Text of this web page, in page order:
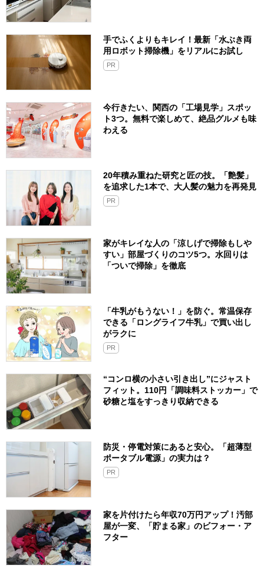
手でふくよりもキレイ！最新「水ぶき両
用ロボット掃除機」をリアルにお試し
PR
今行きたい、関西の「工場見学」スポッ
ト3つ。無料で楽しめて、絶品グルメも味
わえる
20年積み重ねた研究と匠の技。「艶髪」
を追求した1本で、大人髪の魅力を再発見
PR
家がキレイな人の「涼しげで掃除もしや
すい」部屋づくりのコツ5つ。水回りは
「ついで掃除」を徹底
「牛乳がもうない！」を防ぐ。常温保存
できる「ロングライフ牛乳」で買い出し
がラクに
PR
“コンロ横の小さい引き出し”にジャスト
フィット。110円「調味料ストッカー」で
砂糖と塩をすっきり収納できる
防災・停電対策にあると安心。「超薄型
ポータブル電源」の実力は？​
PR
家を片付けたら年収70万円アップ！汚部
屋が一変、「貯まる家」のビフォー・ア
フター